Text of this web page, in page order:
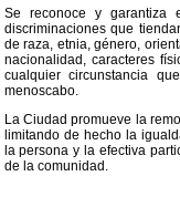
Se reconoce y garantiza
discriminaciones que
de raza, etnia, género,
nacionalidad, caracteres
cualquier circunstancia
menoscabo.
La Ciudad promueve la
limitando de hecho la
la persona y la efectiva
de la comunidad.